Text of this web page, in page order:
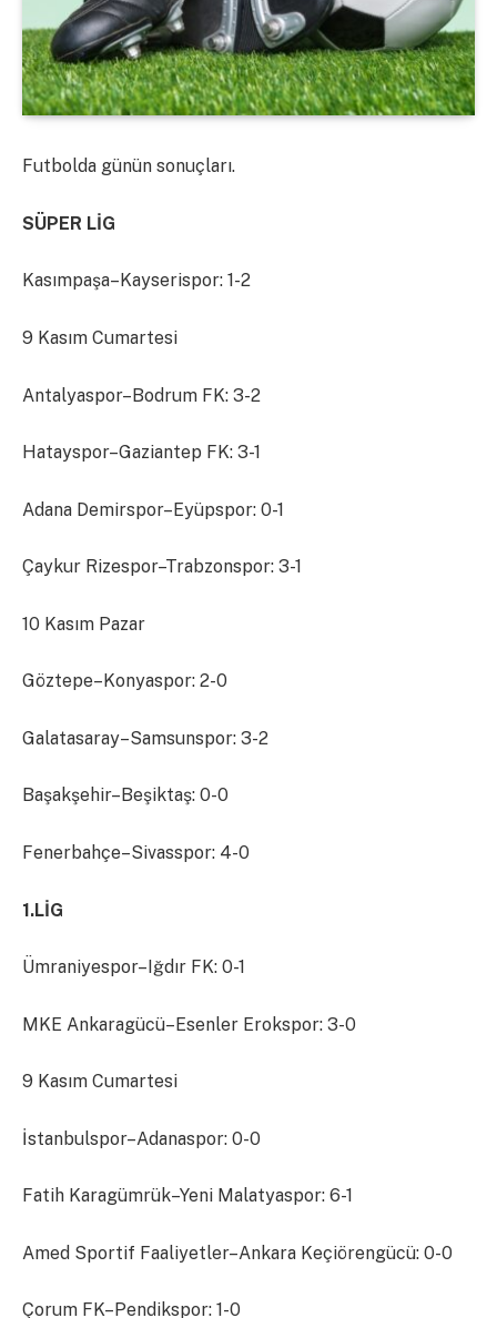
Futbolda günün sonuçları.
SÜPER LİG
Kasımpaşa–Kayserispor: 1-2
9 Kasım Cumartesi
Antalyaspor–Bodrum FK: 3-2
Hatayspor–Gaziantep FK: 3-1
Adana Demirspor–Eyüpspor: 0-1
Çaykur Rizespor–Trabzonspor: 3-1
10 Kasım Pazar
Göztepe–Konyaspor: 2-0
Galatasaray–Samsunspor: 3-2
Başakşehir–Beşiktaş: 0-0
Fenerbahçe–Sivasspor: 4-0
1.LİG
Ümraniyespor–Iğdır FK: 0-1
MKE Ankaragücü–Esenler Erokspor: 3-0
9 Kasım Cumartesi
İstanbulspor–Adanaspor: 0-0
Fatih Karagümrük–Yeni Malatyaspor: 6-1
Amed Sportif Faaliyetler–Ankara Keçiörengücü: 0-0
Çorum FK–Pendikspor: 1-0